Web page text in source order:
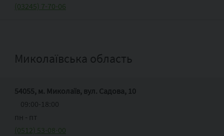
(03245) 7-70-06
Миколаївська область
54055, м. Миколаїв, вул. Садова, 10
09:00-18:00
пн ‑ пт
(0512) 53-08-00